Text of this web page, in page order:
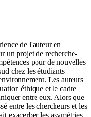
de l'auteur en
un projet de recherche-
pour de nouvelles
chez les étudiants
Les auteurs
éthique et le cadre
entre eux. Alors que
entre les chercheurs et les
exacerber les asymétries